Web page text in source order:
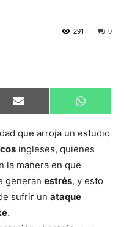
0
291
Compartir
en
Email
en
que arroja un estudio
ingleses, quienes
la manera en que
generan estrés, y esto
sufrir un ataque
.